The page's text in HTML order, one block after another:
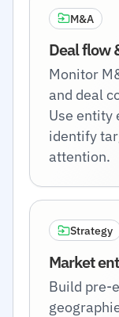
M&A
Deal flow
Monitor
and deal
Use entity
identify
attention.
Strategy
Market
Build pre-